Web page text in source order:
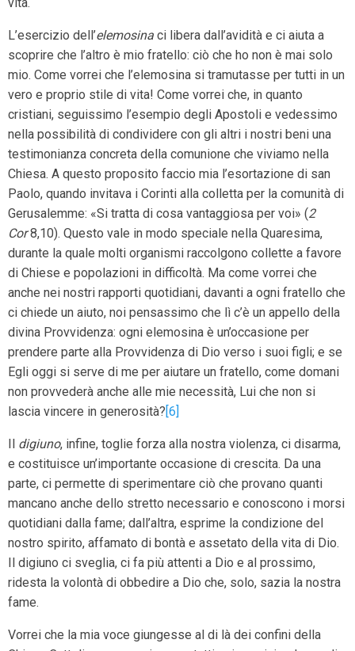
vita.
L’esercizio dell’elemosina ci libera dall’avidità e ci aiuta a
scoprire che l’altro è mio fratello: ciò che ho non è mai solo
mio. Come vorrei che l’elemosina si tramutasse per tutti in un
vero e proprio stile di vita! Come vorrei che, in quanto
cristiani, seguissimo l’esempio degli Apostoli e vedessimo
nella possibilità di condividere con gli altri i nostri beni una
testimonianza concreta della comunione che viviamo nella
Chiesa. A questo proposito faccio mia l’esortazione di san
Paolo, quando invitava i Corinti alla colletta per la comunità di
Gerusalemme: «Si tratta di cosa vantaggiosa per voi» (2
Cor8,10). Questo vale in modo speciale nella Quaresima,
durante la quale molti organismi raccolgono collette a favore
di Chiese e popolazioni in difficoltà. Ma come vorrei che
anche nei nostri rapporti quotidiani, davanti a ogni fratello che
ci chiede un aiuto, noi pensassimo che lì c’è un appello della
divina Provvidenza: ogni elemosina è un’occasione per
prendere parte alla Provvidenza di Dio verso i suoi figli; e se
Egli oggi si serve di me per aiutare un fratello, come domani
non provvederà anche alle mie necessità, Lui che non si
lascia vincere in generosità? [6]
digiuno, infine, toglie forza alla nostra violenza, ci disarma,
e costituisce un’importante occasione di crescita. Da una
parte, ci permette di sperimentare ciò che provano quanti
mancano anche dello stretto necessario e conoscono i morsi
quotidiani dalla fame; dall’altra, esprime la condizione del
nostro spirito, affamato di bontà e assetato della vita di Dio.
Il digiuno ci sveglia, ci fa più attenti a Dio e al prossimo,
ridesta la volontà di obbedire a Dio che, solo, sazia la nostra
fame.
Vorrei che la mia voce giungesse al di là dei confini della